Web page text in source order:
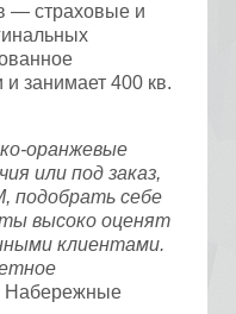
— страховые и
занимает 400 кв.
оранжевые
или под заказ,
подобрать себе
высоко оценят
клиентами.
Набережные